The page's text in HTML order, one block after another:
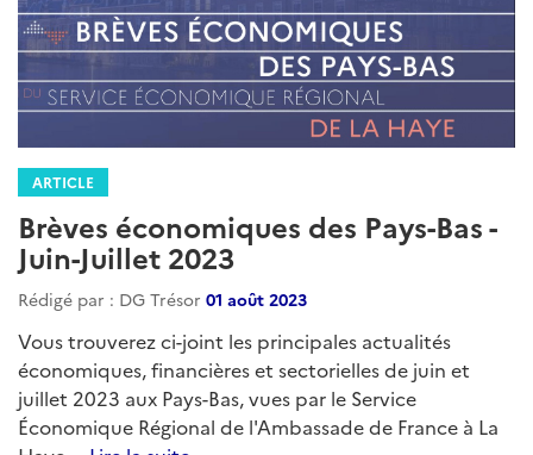
ARTICLE
Brèves économiques des Pays-Bas -
Juin-Juillet 2023
Rédigé par : DG Trésor 01 août 2023
Vous trouverez ci-joint les principales actualités
économiques, financières et sectorielles de juin et
juillet 2023 aux Pays-Bas, vues par le Service
Économique Régional de l'Ambassade de France à La